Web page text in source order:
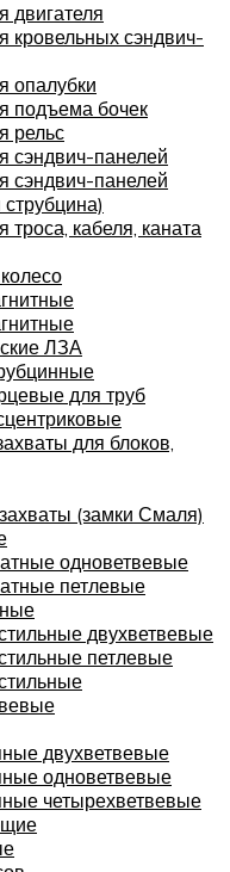
двигателя
кровельных сэндвич-
опалубки
подъема бочек
рельс
сэндвич-панелей
сэндвич-панелей
троса, кабеля, каната
ЛЗА
для труб
для блоков,
(замки Смаля)
одноветвевые
петлевые
двухветвевые
петлевые
двухветвевые
одноветвевые
четырехветвевые